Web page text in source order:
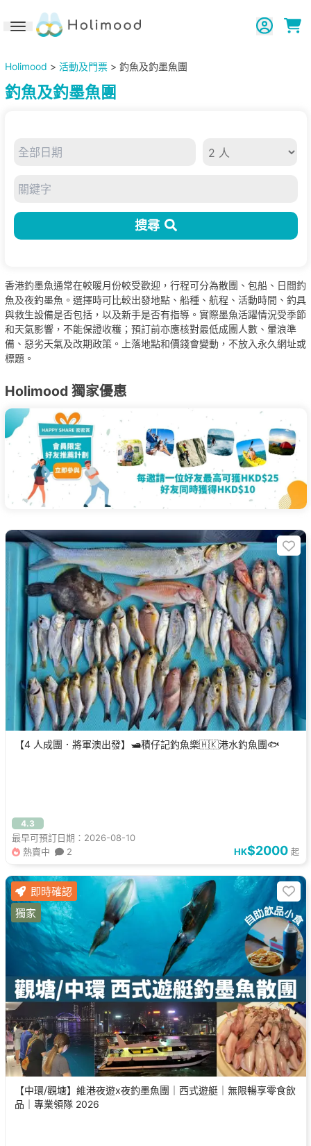
Toggle navigation
Holimood > 活動及門票> 釣魚及釣墨魚團
釣魚及釣墨魚團
搜尋
香港釣墨魚通常在較暖月份較受歡迎，行程可分為散團、包船、日間釣
魚及夜釣墨魚。選擇時可比較出發地點、船種、航程、活動時間、釣具
與救生設備是否包括，以及新手是否有指導。實際墨魚活躍情況受季節
和天氣影響，不能保證收穫；預訂前亦應核對最低成團人數、暈浪準
備、惡劣天氣及改期政策。上落地點和價錢會變動，不放入永久網址或
標題。
Holimood 獨家優惠
【4 人成團．將軍澳出發】🛥️積仔記釣魚樂🇭🇰港水釣魚團🐟
4.3
最早可預訂日期：2026-08-10
熱賣中
2 HK$2000 起
【中環/觀塘】維港夜遊x夜釣墨魚團｜西式遊艇｜無限暢享零食飲
品｜專業領隊 2026
即時確認
獨家